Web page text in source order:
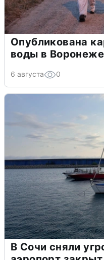
Опубликована
воды в Воронеже
6 августа 0
В Сочи сняли